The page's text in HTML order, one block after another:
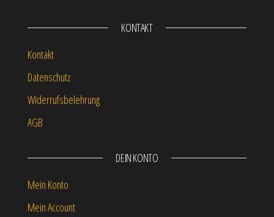
KONTAKT
Kontakt
Datenschutz
Widerrufsbelehrung
AGB
DEIN KONTO
Mein Konto
Mein Account